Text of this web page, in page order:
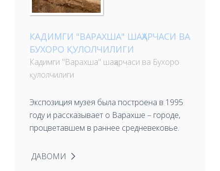
КАДИМГИ "ВАРАХША" ШАҲАРЧАСИ ВА
БУХОРО ҚУЛОЛЧИЛИГИ
Кадимги "Варахша" шаҳарчаси ва Бухоро
қулолчилиги
Экспозиция музея была построена в 1995
году и рассказывает о Варахше – городе,
процветавшем в раннее средневековье.
ДАВОМИ